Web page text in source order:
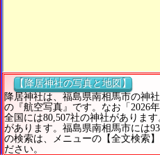
【降居神社の写真と地図】
降居神社は、福島県南相馬市の神
の『航空写真』です。なお「2026
全国には80,507社の神社がありま
があります。福島県南相馬市には
の検索は、メニューの【全文検索
ださい。